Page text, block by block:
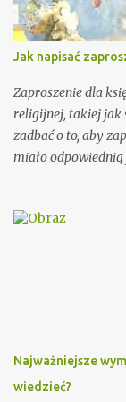
Jak napisać
Zaproszenie dla
religijnej, takiej jak
zadbać o to, aby
miało
zaproszenia dla
zakończenia
będzie jego
Najważniejsze
wiedzieć?